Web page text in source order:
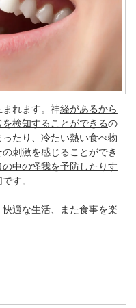
まれます。神経があるから
検知することができるの
たり、冷たい熱い食べ物
刺激を感じることができ
中の怪我を予防したりす
す。
適な生活、また食事を楽